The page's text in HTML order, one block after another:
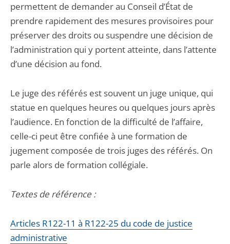
permettent de demander au Conseil d’État de
prendre rapidement des mesures provisoires pour
préserver des droits ou suspendre une décision de
l’administration qui y portent atteinte, dans l’attente
d’une décision au fond.
Le juge des référés est souvent un juge unique, qui
statue en quelques heures ou quelques jours après
l’audience. En fonction de la difficulté de l’affaire,
celle-ci peut être confiée à une formation de
jugement composée de trois juges des référés. On
parle alors de formation collégiale.
Textes de référence :
Articles R122-11 à R122-25 du code de justice
administrative